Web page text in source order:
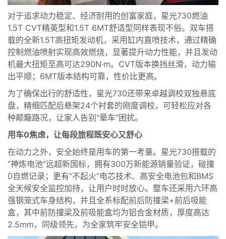
对于追求动力稳定、经济耐用的创富家庭，星光730燃油
1.5T CVT精英型和1.5T 6MT舒适型同样表现不俗。双车搭
载的全新1.5T高扭矩发动机，采用缸内直喷技术，通过精确
控制燃油喷射实现高效燃烧，显著提升动力性能，并且发动
机最大扭矩至高可达290N·m。CVT版本换挡丝滑，动力输
出平顺；6MT版本结构可靠，性价比更高。
为了确保出行的舒适性，星光730还带来卓越调校双独悬底
盘，精细匹配后悬架24个衬套的刚度调校，可轻松应对各
种颠簸路况，让家人告别“晕车”困扰。
用车0焦虑，让每段旅程既安心又舒心
在动力之外，安全始终是用车的第一考量。星光730搭载的
“神炼电池”远超新国标，拥有300万新能源销量验证，碰撞
0自燃记录；更有“不起火”电芯技术、高安全电池包和BMS
全天候安全监控加持，让用户时时放心。整车还采用六环高
强钢笼式车身结构，并且全系标配前后防撞梁+前后吸能
盒，其中前防撞梁及前吸能盒均为铝合金材质，厚度高达
2.5mm，同级领先，为全家筑牢安全铠甲。